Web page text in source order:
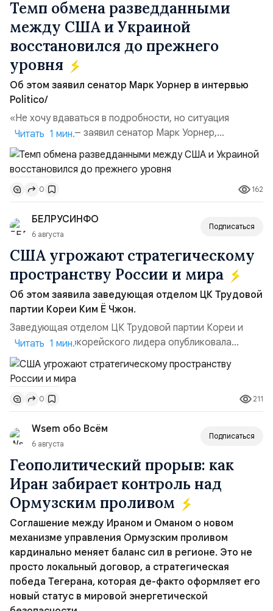
Темп обмена разведданными
между США и Украиной
восстановился до прежнего
уровня
Об этом заявил сенатор Марк Уорнер в интервью
Politico/
«Не хочу вдаваться в подробности, но ситуация
улучшилась», — заявил сенатор Марк Уорнер,
высокопоставленный член комитета по разведке,
добавив, что использование Украиной беспилотников и
ракет большой дальности позволило ей наносить
удары вглубь российской территории и укрепило её
позиции.Сотрудничество со стороны США стало
ключом к позитивному пов...
Читать 1 мин.
0 162
БЕЛРУСИНФО
6 августа
Подписаться
США угрожают стратегическому
пространству России и мира
Об этом заявила заведующая отделом ЦК Трудовой
партии Кореи Ким Ё Чжон.
Заведующая отделом ЦК Трудовой партии Кореи и
сестра северокорейского лидера опубликовала
заявление для прессы в ответ на проведение Токио
совместных с флотом США запусков крылатых ракет
Томагавк.«Япония отбросила обманчивую видимость
„исключительно оборонительной страны“ и выносит
вопрос о собственном ядерном вооружении на
всеобщее обозрение, одновреме...
Читать 1 мин.
0 211
Wsem обо Всём
6 августа
Подписаться
Геополитический прорыв: как
Иран забирает контроль над
Ормузским проливом
Соглашение между Ираном и Оманом о новом
механизме управления Ормузским проливом
кардинально меняет баланс сил в регионе. Это не
просто локальный договор, а стратегическая
победа Тегерана, которая де-факто оформляет его
новый статус в мировой энергетической